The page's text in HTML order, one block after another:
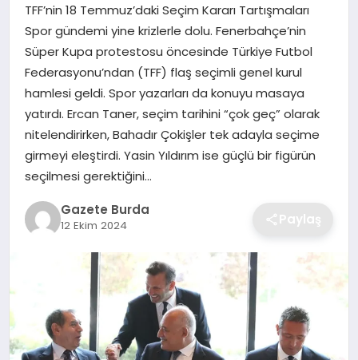
TEKNOLOJI
SAĞLIK
EĞITIM
DÜNYA
SIYASET
TFF’nin 18 Temmuz’daki Seçim Kararı Tartışmaları
Spor gündemi yine krizlerle dolu. Fenerbahçe’nin
Süper Kupa protestosu öncesinde Türkiye Futbol
Federasyonu’ndan (TFF) flaş seçimli genel kurul
hamlesi geldi. Spor yazarları da konuyu masaya
yatırdı. Ercan Taner, seçim tarihini “çok geç” olarak
nitelendirirken, Bahadır Çokişler tek adayla seçime
girmeyi eleştirdi. Yasin Yıldırım ise güçlü bir figürün
seçilmesi gerektiğini…
Gazete Burda
12 Ekim 2024 Paylaş